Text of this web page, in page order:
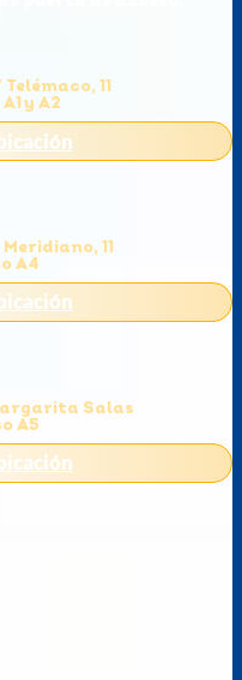
11
y A2
11
A4
Salas
A5